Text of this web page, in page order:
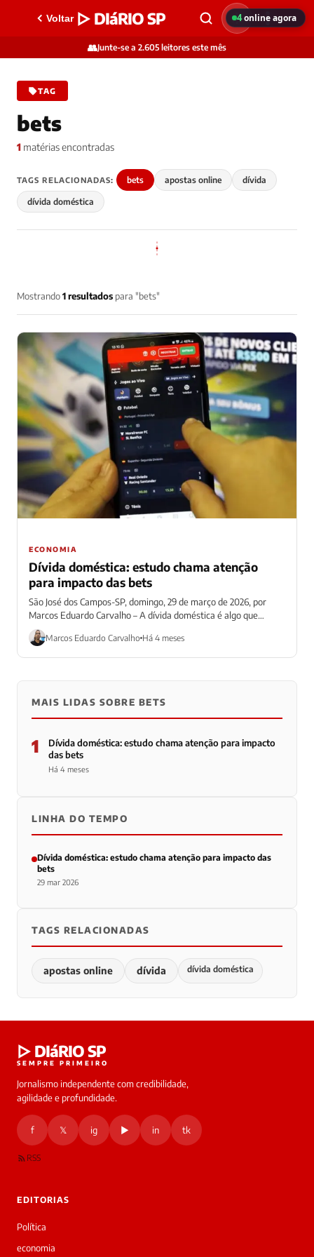
Voltar ▷ DIáRIO SP
👥Junte-se a 2.605 leitores este mês
TAG
bets
1 matérias encontradas
TAGS RELACIONADAS: bets apostas online dívida
dívida doméstica
Mostrando1 resultados para "bets"
ECONOMIA
Dívida doméstica: estudo chama atenção
para impacto das bets
São José dos Campos-SP, domingo, 29 de março de 2026, por
Marcos Eduardo Carvalho – A dívida doméstica é algo que
preocupa...
Marcos Eduardo Carvalho Há 4 meses
MAIS LIDAS SOBRE BETS
1
Dívida doméstica: estudo chama atenção para impacto
das bets
Há 4 meses
LINHA DO TEMPO
Dívida doméstica: estudo chama atenção para impacto das
bets
29 mar 2026
TAGS RELACIONADAS
apostas online dívida dívida doméstica
▷ DIáRIO SP
SEMPRE PRIMEIRO
Jornalismo independente com credibilidade,
agilidade e profundidade.
f 𝕏 ig ▶ in tk
RSS
EDITORIAS
Política
economia
4online agora